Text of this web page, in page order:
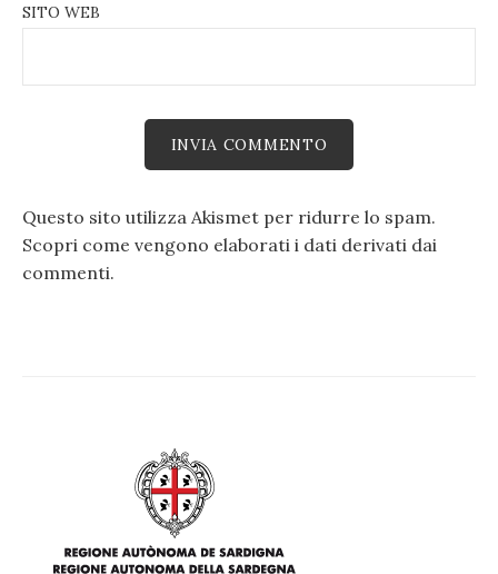
SITO WEB
Questo sito utilizza Akismet per ridurre lo spam.
Scopri come vengono elaborati i dati derivati dai
commenti.